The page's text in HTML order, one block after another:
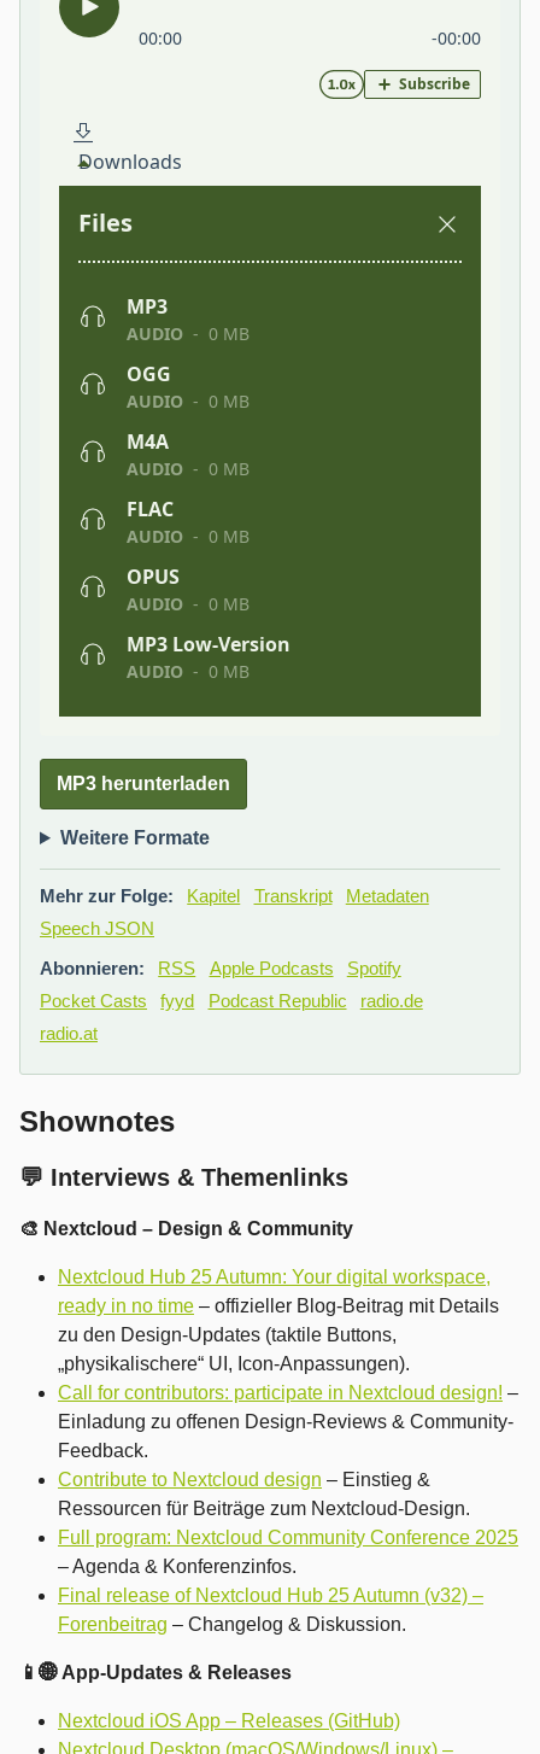
MP3 herunterladen
Weitere Formate
Mehr zur Folge: Kapitel Transkript
Metadaten
Speech JSON
Abonnieren:
RSS Apple Podcasts
Spotify
Pocket Casts
fyyd Podcast Republic
radio.de
radio.at
Shownotes
💬 Interviews & Themenlinks
🎨 Nextcloud – Design & Community
Nextcloud Hub 25 Autumn: Your digital workspace,
ready in no time – offizieller Blog-Beitrag mit Details
zu den Design-Updates (taktile Buttons,
„physikalischere“ UI, Icon-Anpassungen).
Call for contributors: participate in Nextcloud design! –
Einladung zu offenen Design-Reviews & Community-
Feedback.
Contribute to Nextcloud design – Einstieg &
Ressourcen für Beiträge zum Nextcloud-Design.
Full program: Nextcloud Community Conference 2025
– Agenda & Konferenzinfos.
Final release of Nextcloud Hub 25 Autumn (v32) –
Forenbeitrag – Changelog & Diskussion.
📱🌐 App-Updates & Releases
Nextcloud iOS App – Releases (GitHub)
Nextcloud Desktop (macOS/Windows/Linux) –